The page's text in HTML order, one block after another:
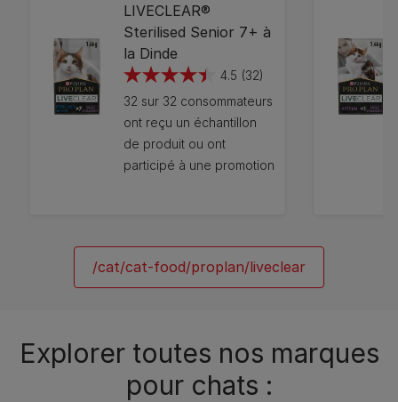
LIVECLEAR®
Sterilised Senior 7+ à
la Dinde
4.5 (32)
4.5
sur
5
étoiles.
32
32 sur 32 consommateurs
ont reçu un échantillon
de produit ou ont
participé à une promotion
/cat/cat-food/proplan/liveclear
Explorer toutes nos marques
pour chats :